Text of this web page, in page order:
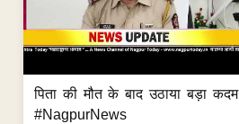
पिता की मौत के बाद उठाया बड़ा कदम
#NagpurNews